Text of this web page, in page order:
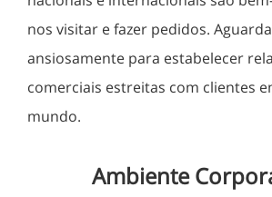
nos visitar e fazer pedidos.
ansiosamente para estabelecer
comerciais estreitas com clientes
mundo.
Ambiente